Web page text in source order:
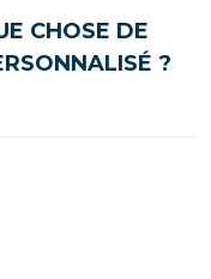
CHOSE DE
?